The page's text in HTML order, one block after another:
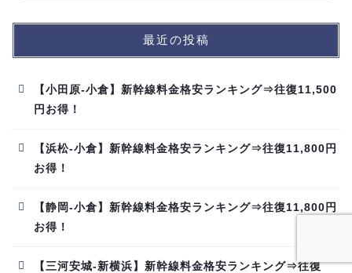
最近の投稿
【小田原-小倉】新幹線料金格安ランキング⇒往復11,500
円お得！
【浜松-小倉】新幹線料金格安ランキング⇒往復11,800円
お得！
【静岡-小倉】新幹線料金格安ランキング⇒往復11,800円
お得！
【三河安城-新横浜】新幹線料金格安ランキング⇒往復